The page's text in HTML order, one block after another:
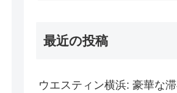
最近の投稿
ウエスティン横浜: 豪華な